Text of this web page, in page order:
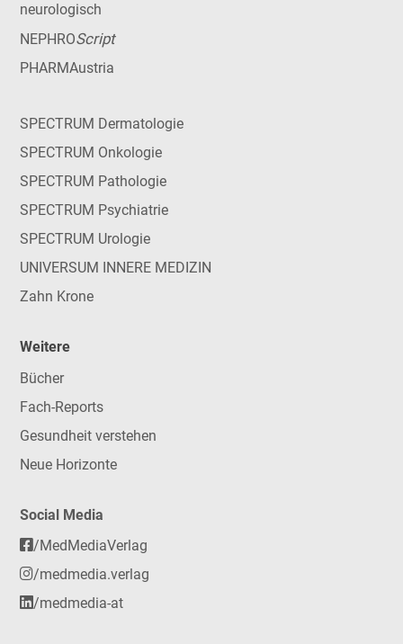
neurologisch
NEPHROScript
PHARMAustria
SPECTRUM Dermatologie
SPECTRUM Onkologie
SPECTRUM Pathologie
SPECTRUM Psychiatrie
SPECTRUM Urologie
UNIVERSUM INNERE MEDIZIN
Zahn Krone
Weitere
Bücher
Fach-Reports
Gesundheit verstehen
Neue Horizonte
Social Media
/MedMediaVerlag
/medmedia.verlag
/medmedia-at